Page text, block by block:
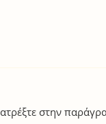
στην